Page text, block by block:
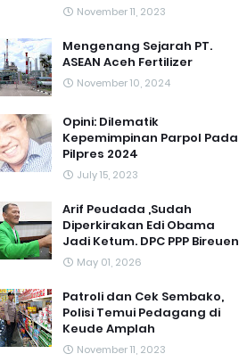
November 11, 2023
Mengenang Sejarah PT.
ASEAN Aceh Fertilizer
November 10, 2024
Opini: Dilematik
Kepemimpinan Parpol Pada
Pilpres 2024
July 15, 2023
Arif Peudada ,Sudah
Diperkirakan Edi Obama
Jadi Ketum. DPC PPP Bireuen
May 01, 2026
Patroli dan Cek Sembako,
Polisi Temui Pedagang di
Keude Amplah
November 11, 2023